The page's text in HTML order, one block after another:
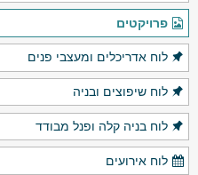
פרויקטים
לוח אדריכלים ומעצבי פנים
לוח שיפוצים ובניה
לוח בניה קלה ופנל מבודד
לוח אירועים